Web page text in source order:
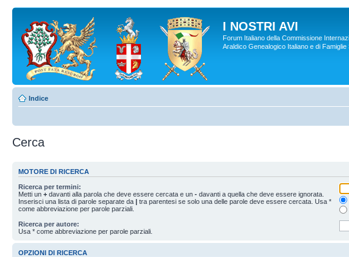
I NOSTRI AVI
Forum Italiano della Commissione
Araldico Genealogico Italiano e di
Indice
Cerca
MOTORE DI RICERCA
Ricerca per termini:
Metti un + davanti alla parola che deve essere cercata e un - davanti a quella che deve essere ignorata.
Inserisci una lista di parole separate da | tra parentesi se solo una delle parole deve essere cercata. Usa *
come abbreviazione per parole parziali.
Ricerca per autore:
Usa * come abbreviazione per parole parziali.
OPZIONI DI RICERCA